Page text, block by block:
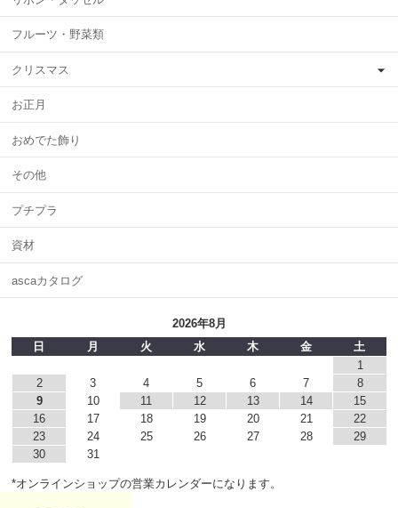
フルーツ・野菜類
クリスマス
お正月
おめでた飾り
その他
プチプラ
資材
ascaカタログ
2026年8月
日
月 火 水 木 金
土
1
2
3 4 5 6 7
8
9
10 11 12 13 14
15
16
17 18 19 20 21
22
23
24 25 26 27 28
29
30
31
*オンラインショップの営業カレンダーになります。